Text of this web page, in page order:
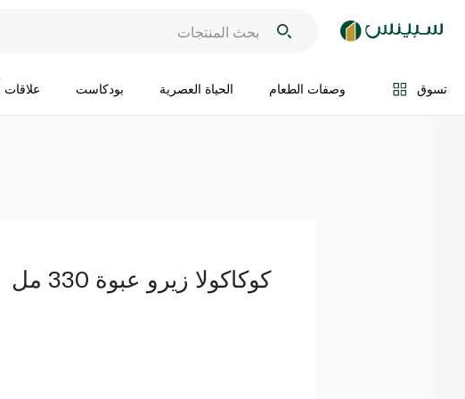
تسوق وصفات الطعام الحياة العصرية بودكاست علاقات
اضف الى السلة
كوكاكولا زيرو عبوة 330 مل